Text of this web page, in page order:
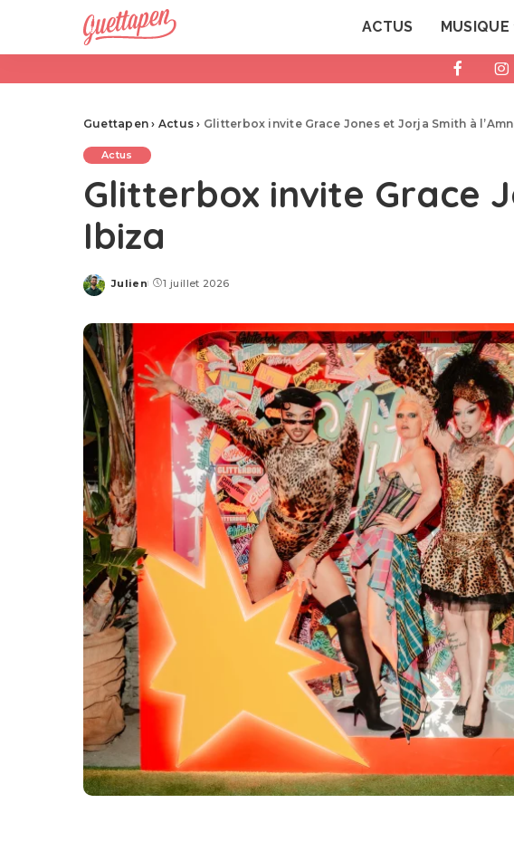
ACTUS MUSIQUE
Guettapen › Actus › Glitterbox invite Grace Jones et Jorja Smith à
Actus
Glitterbox invite Grace
Ibiza
Posted
Julien 1 juillet 2026